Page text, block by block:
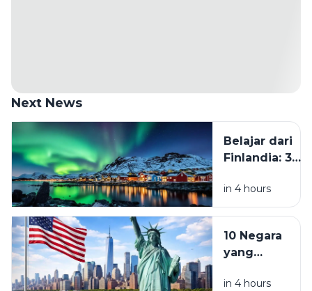
Next News
Belajar dari
Finlandia: 3
yang Perlu
Ditinggalkan
Hidup Lebih
Tenang
in 4 hours
10 Negara
yang
Jadi
in 4 hours